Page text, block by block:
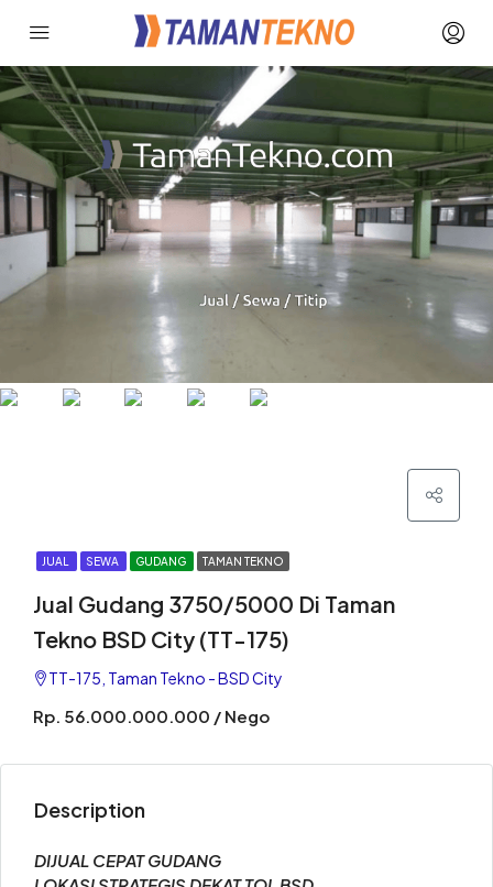
JUAL SEWA GUDANG TAMAN TEKNO
Jual Gudang 3750/5000 Di Taman
Tekno BSD City (TT-175)
TT-175, Taman Tekno - BSD City
Rp. 56.000.000.000 / Nego
Description
DIJUAL CEPAT GUDANG